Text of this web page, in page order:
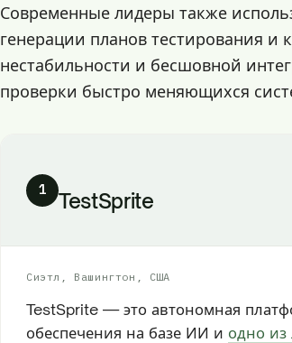
Современные лидеры также
генерации планов тестирования и
нестабильности и бесшовной
проверки быстро меняющихся
1 TestSprite
Сиэтл, Вашингтон, США
TestSprite — это автономная
обеспечения на базе ИИ и одно из